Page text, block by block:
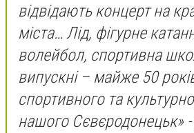
відвідають концерт на
міста… Лід, фігурне
волейбол, спортивна
випускні – майже 50 років
спортивного та
нашого Сєвєродонецьк» -